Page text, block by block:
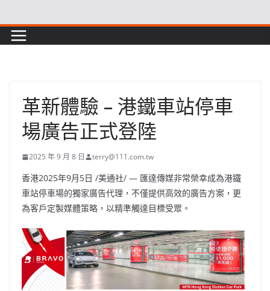
to
content
革新體驗 – 港鐵車站停車
場廣告正式登陸
2025 年 9 月 8 日 terry@111.com.tw
香港2025年9月5日 /美通社/ — 匯達傳媒非常榮幸成為港鐵
車站停車場的獨家廣告代理，不僅提供高效的廣告方案，更
為客戶定製媒體策略，以精準觸達目標受眾。